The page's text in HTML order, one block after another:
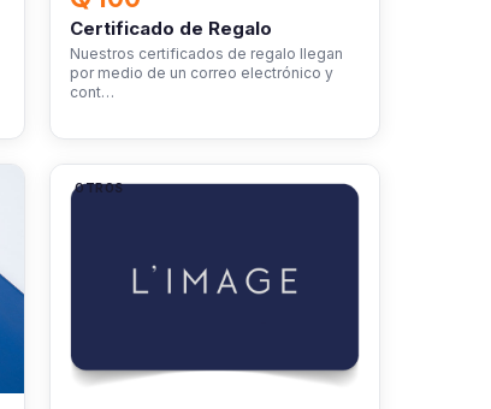
Certificado de Regalo
Nuestros certificados de regalo llegan
por medio de un correo electrónico y
cont…
OTROS